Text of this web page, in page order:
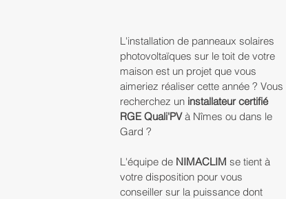
L'installation de panneaux solaires
photovoltaïques sur le toit de votre
maison est un projet que vous
aimeriez réaliser cette année ? Vous
recherchez un installateur certifié
RGE Quali'PV à Nîmes ou dans le
Gard ?
L'équipe de NIMACLIM se tient à
votre disposition pour vous
conseiller sur la puissance dont